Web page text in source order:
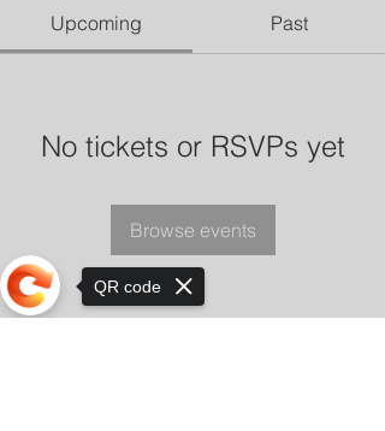
Upcoming Past
No tickets or RSVPs yet
Browse events
QR code